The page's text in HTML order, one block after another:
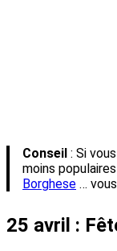
Conseil : Si
moins
Borghese …
25 avril :